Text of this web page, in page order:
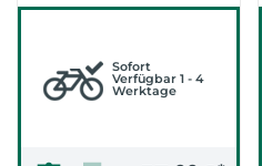
Sofort
Verfügbar 1 - 4
Werktage